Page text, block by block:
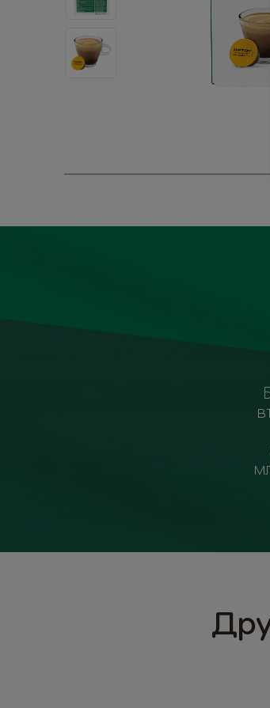
the
the